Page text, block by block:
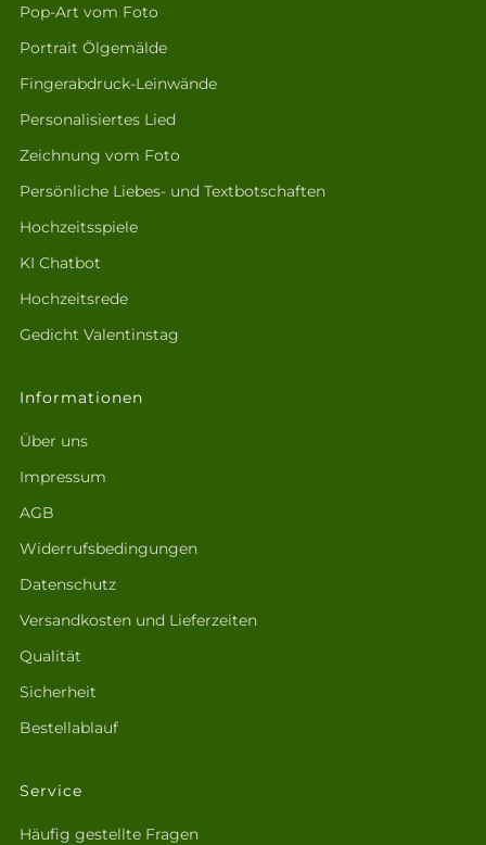
Pop-Art vom Foto
Portrait Ölgemälde
Fingerabdruck-Leinwände
Personalisiertes Lied
Zeichnung vom Foto
Persönliche Liebes- und Textbotschaften
Hochzeitsspiele
KI Chatbot
Hochzeitsrede
Gedicht Valentinstag
Informationen
Über uns
Impressum
AGB
Widerrufsbedingungen
Datenschutz
Versandkosten und Lieferzeiten
Qualität
Sicherheit
Bestellablauf
Service
Häufig gestellte Fragen